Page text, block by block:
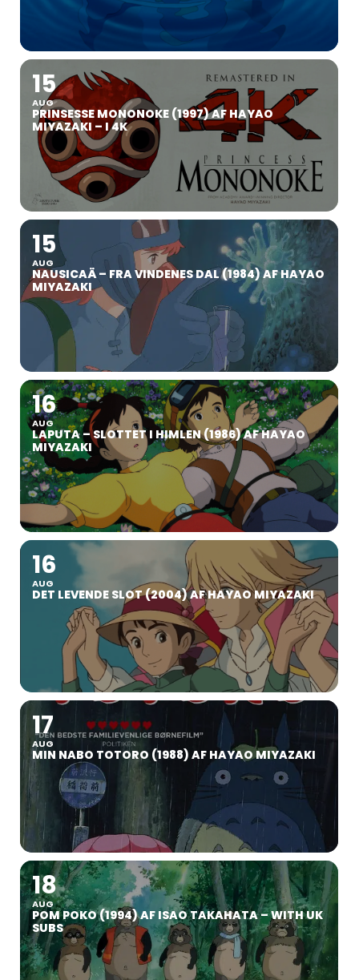
15
AUG
PRINSESSE MONONOKE (1997) AF HAYAO
MIYAZAKI – I 4K
15
AUG
NAUSICAÄ – FRA VINDENES DAL (1984) AF HAYAO
MIYAZAKI
16
AUG
LAPUTA – SLOTTET I HIMLEN (1986) AF HAYAO
MIYAZAKI
16
AUG
DET LEVENDE SLOT (2004) AF HAYAO MIYAZAKI
17
AUG
MIN NABO TOTORO (1988) AF HAYAO MIYAZAKI
18
AUG
POM POKO (1994) AF ISAO TAKAHATA – WITH UK
SUBS